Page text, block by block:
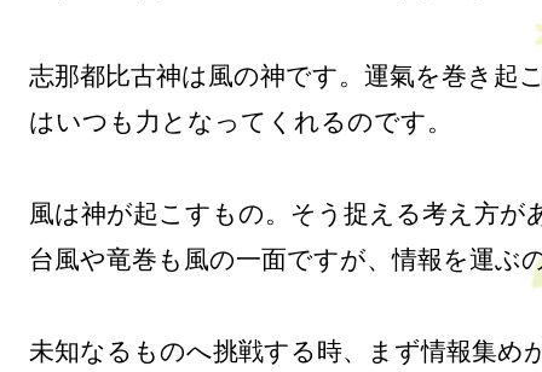
志那都比古神は風の神です。運氣を巻き起
はいつも力となってくれるのです。
風は神が起こすもの。そう捉える考え方が
台風や竜巻も風の一面ですが、情報を運ぶ
未知なるものへ挑戦する時、まず情報集め